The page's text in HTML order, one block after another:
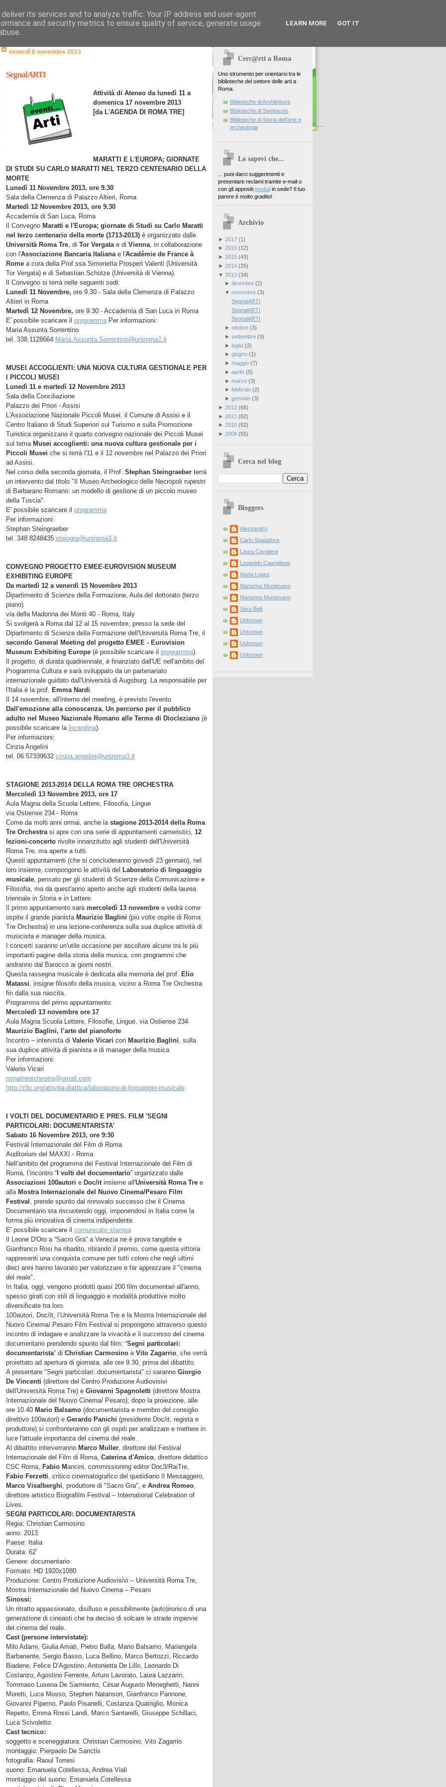
venerdì 8 novembre 2013
SegnalARTI
Attività di Ateneo da lunedì 11 a
domenica 17 novembre 2013
[da L'AGENDA DI ROMA TRE]
MARATTI E L'EUROPA; GIORNATE
DI STUDI SU CARLO MARATTI NEL TERZO CENTENARIO DELLA
MORTE
Lunedì 11 Novembre 2013, ore 9.30
Sala della Clemenza di Palazzo Altieri, Roma
Martedì 12 Novembre 2013, ore 9.30
Accademia di San Luca, Roma
Il Convegno Maratti e l'Europa; giornate di Studi su Carlo Maratti
nel terzo centenario della morte (1713-2013)è organizzato dalle
Università Roma Tre, di Tor Vergatae di Vienna, in collaborazione
con l'Associazione Bancaria Italiana e l'Académie de France à
Rome a cura della Prof.ssa Simonetta Prosperi Valenti (Università
Tor Vergata) e di Sebastian Schütze (Università di Vienna).
Il Convegno si terrà nelle seguenti sedi:
Lunedì 11 Novembre, ore 9.30 - Sala della Clemenza di Palazzo
Altieri in Roma
Martedì 12 Novembre, ore 9.30 - Accademia di San Luca in Roma
E' possibile scaricare il programmaPer informazioni:
Maria Assunta Sorrentino
tel. 338 1128664 Maria.Assunta.Sorrentino@uniroma2.it
MUSEI ACCOGLIENTI: UNA NUOVA CULTURA GESTIONALE PER
I PICCOLI MUSEI
Lunedì 11 e martedì 12 Novembre 2013
Sala della Conciliazione
Palazzo dei Priori - Assisi
L'Associazione Nazionale Piccoli Musei, il Comune di Assisi e il
Centro Italiano di Studi Superiori sul Turismo e sulla Promozione
Turistica organizzano il quarto convegno nazionale dei Piccoli Musei
sul tema Musei accoglienti: una nuova cultura gestionale per i
Piccoli Musei che si terrà l'11 e il 12 novembre nel Palazzo dei Priori
ad Assisi.
Nel corso della seconda giornata, il Prof. Stephan Steingraeber terrà
un intervento dal titolo "Il Museo Archeologico delle Necropoli rupestri
di Barbarano Romano: un modello di gestione di un piccolo museo
della Tuscia".
E' possibile scaricare il programma
Per informazioni:
Stephan Steingraeber
tel. 348 8248435 steingra@uniroma3.it
CONVEGNO PROGETTO EMEE-EUROVISION MUSEUM
EXHIBITING EUROPE
Da martedì 12 a venerdì 15 Novembre 2013
Dipartimento di Scienze della Formazione, Aula del dottorato (terzo
piano)
via della Madonna dei Monti 40 - Roma, Italy
Si svolgerà a Roma dal 12 al 15 novembre, presso la sede del
Dipartimento di Scienze della Formazione dell'Università Roma Tre, il
secondo General Meeting del progetto EMEE - Eurovision
Museum Exhibiting Europe(è possibile scaricare il programma).
Il progetto, di durata quadriennale, è finanziato dall'UE nell'ambito del
Programma Cultura e sarà sviluppato da un partenariato
internazionale guidato dall'Università di Augsburg. La responsabile per
l'Italia è la prof. Emma Nardi
Il 14 novembre, all'interno del meeting, è previsto l'evento
Dall'emozione alla conoscenza. Un percorso per il pubblico
adulto nel Museo Nazionale Romano alle Terme di Diocleziano(è
possibile scaricare la locandina).
Per informazioni:
Cinzia Angelini
tel. 06 57339632 cinzia.angelini@uniroma3.it
STAGIONE 2013-2014 DELLA ROMA TRE ORCHESTRA
Mercoledì 13 Novembre 2013, ore 17
Aula Magna della Scuola Lettere, Filosofia, Lingue
via Ostiense 234 - Roma
Come da molti anni ormai, anche lastagione 2013-2014 della Roma
Tre Orchestra si apre con una serie di appuntamenti cameristici, 12
lezioni-concerto rivolte innanzitutto agli studenti dell'Università
Roma Tre, ma aperte a tutti.
Questi appuntamenti (che si concluderanno giovedì 23 gennaio), nel
loro insieme, compongono le attività del Laboratorio di linguaggio
musicale, pensato per gli studenti di Scienze della Comunicazione e
Filosofia, ma da quest'anno aperto anche agli studenti della laurea
triennale in Storia e in Lettere.
Il primo appuntamento sarà mercoledì 13 novembre e vedrà come
ospite il grande pianista Maurizio Baglini (più volte ospite di Roma
Tre Orchestra) in una lezione-conferenza sulla sua duplice attività di
musicista e manager della musica.
I concerti saranno un'utile occasione per ascoltare alcune tra le più
importanti pagine della storia della musica, con programmi che
andranno dal Barocco ai giorni nostri.
Questa rassegna musicale è dedicata alla memoria del prof. Elio
Matassi , insigne filosofo della musica, vicino a Roma Tre Orchestra
fin dalla sua nascita.
Programma del primo appuntamento:
Mercoledì 13 novembre ore 17
Aula Magna Scuola Lettere, Filosofie, Lingue, via Ostiense 234
Maurizio Baglini, l’arte del pianoforte
Incontro – intervista di Valerio Vicari con Maurizio Baglini , sulla
sua duplice attività di pianista e di manager della musica
Per informazioni:
Valerio Vicari
romatreorchestra@gmail.com
http://r3o.org/attivita-diattica/laboratorio-di-linguaggio-musicale
I VOLTI DEL DOCUMENTARIO E PRES. FILM 'SEGNI
PARTICOLARI: DOCUMENTARISTA'
Sabato 16 Novembre 2013, ore 9:30
Festival Internazionale del Film di Roma
Auditorium del MAXXI - Roma
Nell’ambito del programma del Festival Internazionale del Film di
Roma, l’incontro “I volti del documentario” organizzato dalle
Associazioni 100autori e Doc/itinsieme all'Università Roma Tre e
alla Mostra Internazionale del Nuovo Cinema/Pesaro Film
Festival , prende spunto dal rinnovato successo che il Cinema
Documentario sta riscuotendo oggi, imponendosi in Italia come la
forma più innovativa di cinema indipendente.
E' possibile scaricare il comunicato stampa
Il Leone D'Oro a “Sacro Gra” a Venezia ne è prova tangibile e
Gianfranco Rosi ha ribadito, ritirando il premio, come questa vittoria
rappresenti una conquista comune per tutti coloro che negli ultimi
dieci anni hanno lavorato per valorizzare e far apprezzare il "cinema
del reale".
In Italia, oggi, vengono prodotti quasi 200 film documentari all'anno,
spesso girati con stili di linguaggio e modalità produttive molto
diversificate tra loro.
100autori, Doc/it, l’Università Roma Tre e la Mostra Internazionale del
Nuovo Cinema/ Pesaro Film Festival si propongono attraverso questo
incontro di indagare e analizzare la vivacità e il successo del cinema
documentario prendendo spunto dal film: “Segni particolari:
documentarista” di Christian Carmosinoe Vito Zagarrio, che verrà
proiettato ad apertura di giornata, alle ore 9.30, prima del dibattito.
A presentare "Segni particolari: documentarista" ci saranno Giorgio
De Vincenti (direttore del Centro Produzione Audiovisivi
dell'Università Roma Tre) e Giovanni Spagnoletti (direttore Mostra
Internazionale del Nuovo Cinema/ Pesaro); dopo la proiezione, alle
ore 10.40 Mario Balsamo(documentarista e membro del consiglio
direttivo 100autori) e Gerardo Panichi (presidente Doc/it, regista e
produttore) si confronteranno con gli ospiti per analizzare e mettere in
luce l'attuale importanza del cinema del reale.
Al dibattito interverranno Marco Muller, direttore del Festival
Internazionale del Film di Roma, Caterina d'Amico, direttore didattico
CSC Roma, Fabio Mancini, commissioning editor Doc3/RaiTre,
Fabio Ferzetti , critico cinematografico del quotidiano Il Messaggero,
Marco Visalberghi , produttore di "Sacro Gra", e Andrea Romeo,
direttore artistico Biografilm Festival – International Celebration of
Lives.
SEGNI PARTICOLARI: DOCUMENTARISTA
Regia: Christian Carmosino
anno: 2013
Paese: Italia
Durata: 62’
Genere: documentario
Formato: HD 1920x1080
Produzione: Centro Produzione Audiovisivi – Università Roma Tre,
Mostra Internazionale del Nuovo Cinema – Pesaro
Sinossi:
Un ritratto appassionato, disilluso e possibilmente (auto)ironico di una
generazione di cineasti che ha deciso di solcare le strade impervie
del cinema del reale.
Cast (persone intervistate):
Milo Adami, Giulia Amati, Pietro Balla, Mario Balsamo, Mariangela
Barbanente, Sergio Basso, Luca Bellino, Marco Bertozzi, Riccardo
Biadene, Felice D’Agostino, Antonietta De Lillo, Leonardo Di
Costanzo, Agostino Ferrente, Arturo Lavorato, Laura Lazzarin,
Tommaso Lusena De Sarmiento, César Augusto Meneghetti, Nanni
Moretti, Luca Mosso, Stephen Natanson, Gianfranco Pannone,
Giovanni Piperno, Paolo Pisanelli, Costanza Quatriglio, Monica
Repetto, Emma Rossi Landi, Marco Santarelli, Giuseppe Schillaci,
Luca Scivoletto.
Cast tecnico:
soggetto e sceneggiatura: Christian Carmosino, Vito Zagarrio
montaggio: Pierpaolo De Sanctis
fotografia: Raoul Torresi
suono: Emanuela Cotellessa, Andrea Viali
montaggio del suono: Emanuela Cotellessa
Cerc@rti a Roma
Uno strumento per orientarsi tra le
biblioteche del settore delle arti a
Roma
Biblioteche di Architettura
Biblioteche di Spettacolo
Biblioteche di Storia dell'arte e
archeologia
Lo sapevi che...
... puoi darci suggerimenti e
presentare reclami tramite e-mail o
con gli appositi moduliin sede? Il tuo
parere è molto gradito!
Archivio
► 2017(1)
► 2016(12)
► 2015(43)
► 2014(25)
▼ 2013(34)
► dicembre(2)
▼ novembre(3)
SegnalARTI
SegnalARTI
SegnalARTI
► ottobre(3)
► settembre(3)
► luglio(2)
► giugno(1)
► maggio(7)
► aprile(5)
► marzo(3)
► febbraio(2)
► gennaio(3)
► 2012(68)
► 2011 (62)
► 2010(82)
► 2009(55)
Cerca nel blog
Bloggers
Alessandro
Carlo Spadafora
Laura Cavaliere
Leopoldo Capriglione
Maria Lopez
Marianna Montesano
Marianna Montesano
Sara Belli
Unknown
Unknown
Unknown
Unknown
its services and to analyze traffic. Your IP address and user-agent
and security metrics to ensure quality of service, generate usage
LEARN MORE GOT IT